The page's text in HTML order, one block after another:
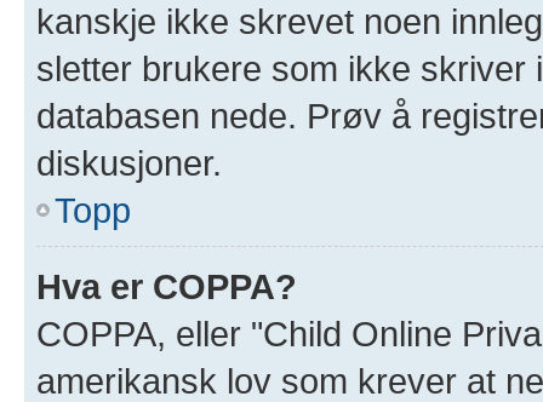
kanskje ikke skrevet noen
sletter brukere som ikke
databasen nede. Prøv å
diskusjoner.
Topp
Hva er COPPA?
COPPA, eller "Child Online
amerikansk lov som krever at